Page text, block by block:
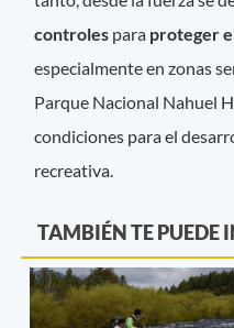
controles para proteger
especialmente en zonas
Parque Nacional Nahuel
condiciones para el
recreativa.
TAMBIÉN TE PUEDE